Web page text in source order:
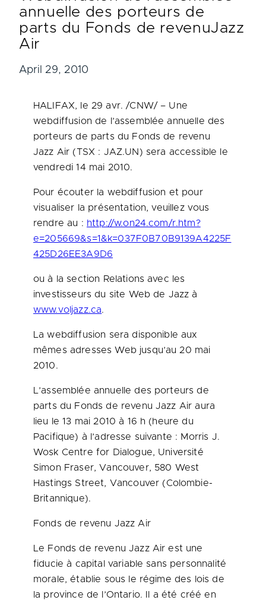
annuelle des porteurs de
parts du Fonds de revenuJazz
Air
April 29, 2010
HALIFAX, le 29 avr. /CNW/ – Une
webdiffusion de l’assemblée annuelle des
porteurs de parts du Fonds de revenu
Jazz Air (TSX : JAZ.UN) sera accessible le
vendredi 14 mai 2010.
Pour écouter la webdiffusion et pour
visualiser la présentation, veuillez vous
rendre au : http://w.on24.com/r.htm?
e=205669&s=1&k=037F0B70B9139A4225F
425D26EE3A9D6
ou à la section Relations avec les
investisseurs du site Web de Jazz à
www.voljazz.ca.
La webdiffusion sera disponible aux
mêmes adresses Web jusqu’au 20 mai
2010.
L’assemblée annuelle des porteurs de
parts du Fonds de revenu Jazz Air aura
lieu le 13 mai 2010 à 16 h (heure du
Pacifique) à l’adresse suivante : Morris J.
Wosk Centre for Dialogue, Université
Simon Fraser,Vancouver, 580 West
Hastings Street, Vancouver (Colombie-
Britannique).
Fonds de revenu Jazz Air
Le Fonds de revenu Jazz Air est une
fiducie à capital variable sans personnalité
morale, établie sous le régime des lois de
la province de l’Ontario. Il a été créé en